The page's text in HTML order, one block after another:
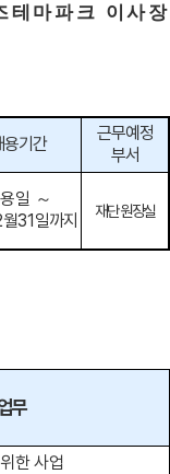
테마파크 이사장
용기간
근무예정
부서
일 ～
월31일까지 재단 원장실
무
한 사업